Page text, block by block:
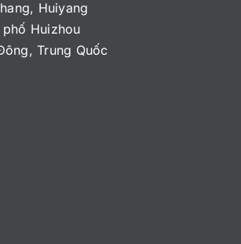
Huiyang
phố Huizhou
Trung Quốc